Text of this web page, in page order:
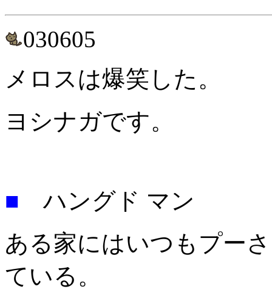
030605
メロスは爆笑した。
ヨシナガです。
■ ハングド マン
ある家にはいつもプー
ている。